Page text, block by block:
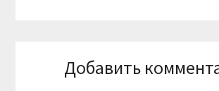
Добавить